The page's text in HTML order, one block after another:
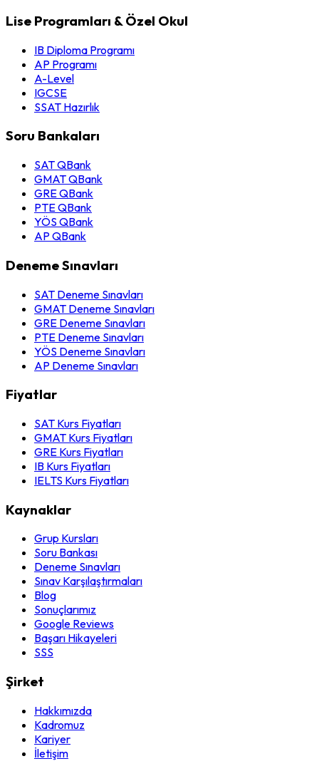
Lise Programları & Özel Okul
IB Diploma Programı
AP Programı
A-Level
IGCSE
SSAT Hazırlık
Soru Bankaları
SAT QBank
GMAT QBank
GRE QBank
PTE QBank
YÖS QBank
AP QBank
Deneme Sınavları
SAT Deneme Sınavları
GMAT Deneme Sınavları
GRE Deneme Sınavları
PTE Deneme Sınavları
YÖS Deneme Sınavları
AP Deneme Sınavları
Fiyatlar
SAT Kurs Fiyatları
GMAT Kurs Fiyatları
GRE Kurs Fiyatları
IB Kurs Fiyatları
IELTS Kurs Fiyatları
Kaynaklar
Grup Kursları
Soru Bankası
Deneme Sınavları
Sınav Karşılaştırmaları
Blog
Sonuçlarımız
Google Reviews
Başarı Hikayeleri
SSS
Şirket
Hakkımızda
Kadromuz
Kariyer
İletişim